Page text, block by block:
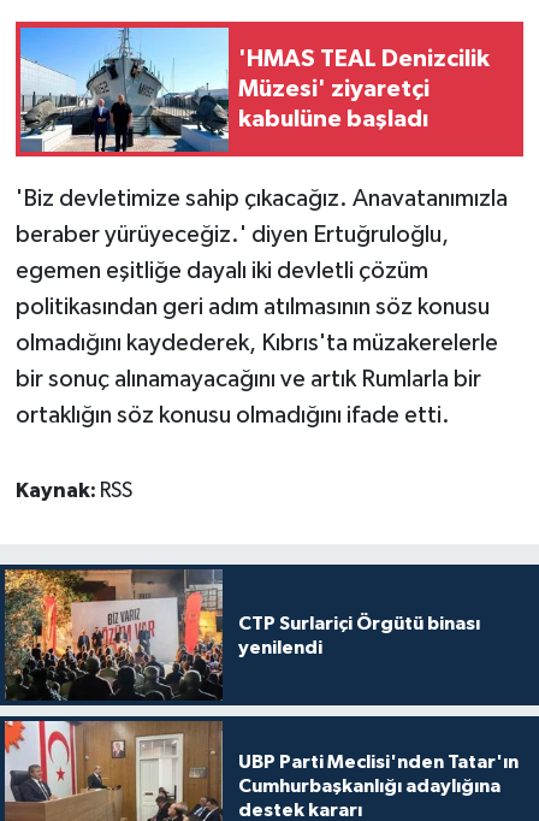
'HMAS TEAL Denizcilik
Müzesi' ziyaretçi
kabulüne başladı
'Biz devletimize sahip çıkacağız. Anavatanımızla
beraber yürüyeceğiz.' diyen Ertuğruloğlu,
egemen eşitliğe dayalı iki devletli çözüm
politikasından geri adım atılmasının söz konusu
olmadığını kaydederek, Kıbrıs'ta müzakerelerle
bir sonuç alınamayacağını ve artık Rumlarla bir
ortaklığın söz konusu olmadığını ifade etti.
Kaynak: RSS
CTP Surlariçi Örgütü binası
yenilendi
UBP Parti Meclisi'nden Tatar'ın
Cumhurbaşkanlığı adaylığına
destek kararı